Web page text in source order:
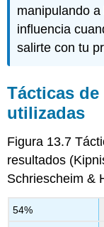
manipulando
influencia
salirte con tu
Tácticas
utilizadas
Figura 13.7
resultados
Schriescheim &
54%